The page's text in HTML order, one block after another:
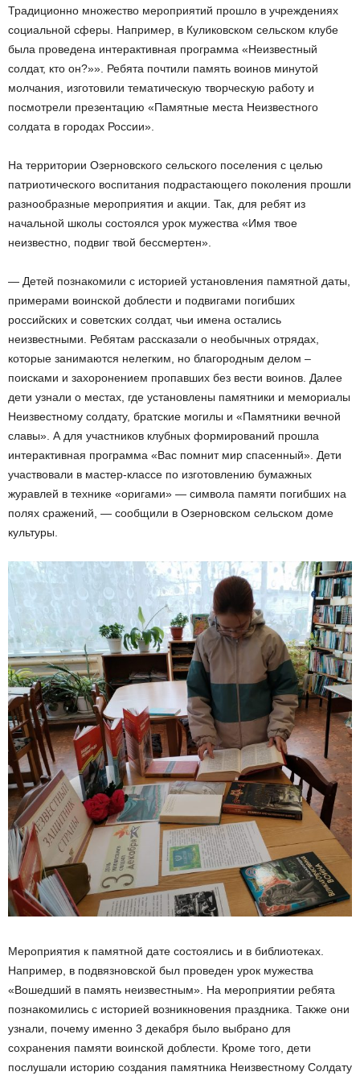
Традиционно множество мероприятий прошло в учреждениях
социальной сферы. Например, в Куликовском сельском клубе
была проведена интерактивная программа «Неизвестный
солдат, кто он?»». Ребята почтили память воинов минутой
молчания, изготовили тематическую творческую работу и
посмотрели презентацию «Памятные места Неизвестного
солдата в городах России».
На территории Озерновского сельского поселения с целью
патриотического воспитания подрастающего поколения прошли
разнообразные мероприятия и акции. Так, для ребят из
начальной школы состоялся урок мужества «Имя твое
неизвестно, подвиг твой бессмертен».
— Детей познакомили с историей установления памятной даты,
примерами воинской доблести и подвигами погибших
российских и советских солдат, чьи имена остались
неизвестными. Ребятам рассказали о необычных отрядах,
которые занимаются нелегким, но благородным делом –
поисками и захоронением пропавших без вести воинов. Далее
дети узнали о местах, где установлены памятники и мемориалы
Неизвестному солдату, братские могилы и «Памятники вечной
славы». А для участников клубных формирований прошла
интерактивная программа «Вас помнит мир спасенный». Дети
участвовали в мастер-классе по изготовлению бумажных
журавлей в технике «оригами» — символа памяти погибших на
полях сражений, — сообщили в Озерновском сельском доме
культуры.
Мероприятия к памятной дате состоялись и в библиотеках.
Например, в подвязновской был проведен урок мужества
«Вошедший в память неизвестным». На мероприятии ребята
познакомились с историей возникновения праздника. Также они
узнали, почему именно 3 декабря было выбрано для
сохранения памяти воинской доблести. Кроме того, дети
послушали историю создания памятника Неизвестному Солдату